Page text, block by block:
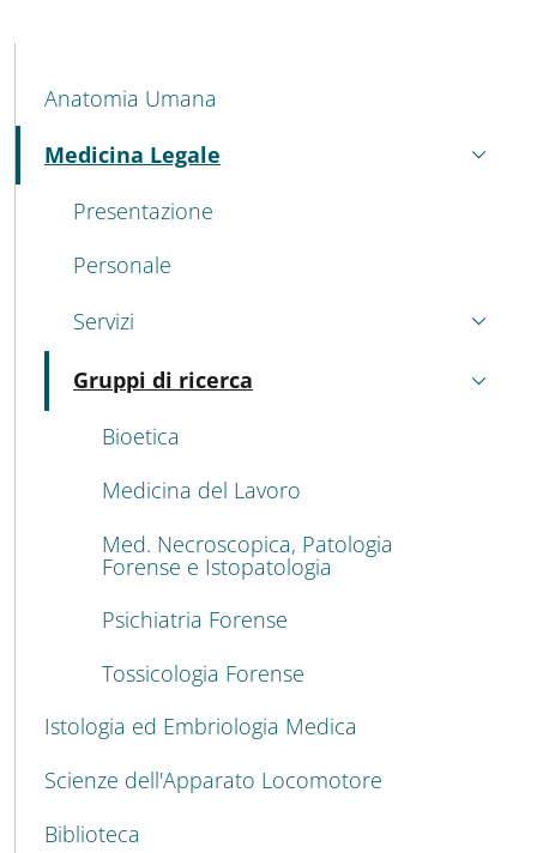
MAIN NAVIGATION
Anatomia Umana
Medicina Legale
Attivo
Presentazione
Personale
Servizi
Gruppi di ricerca
Attivo
Bioetica
Medicina del Lavoro
Med. Necroscopica, Patologia
Forense e Istopatologia
Psichiatria Forense
Tossicologia Forense
Istologia ed Embriologia Medica
Scienze dell'Apparato Locomotore
Biblioteca